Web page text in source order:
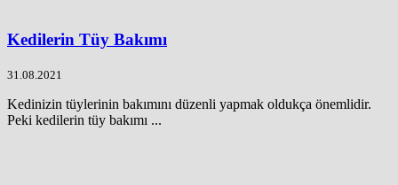
Kedilerin Tüy Bakımı
31.08.2021
Kedinizin tüylerinin bakımını düzenli yapmak oldukça önemlidir.
Peki kedilerin tüy bakımı ...